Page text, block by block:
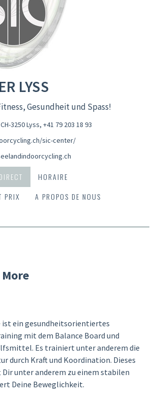
LYSS
Gesundheit und Spass!
3250 Lyss, +41 79 203 18 93
sic-center/
HORAIRE
PRIX
A PROPOS DE NOUS
ist ein gesundheitsorientiertes
mit dem Balance Board und
Es trainiert unter anderem die
durch Kraft und Koordination. Dieses
unter anderem zu einem stabilen
Deine Beweglichkeit.